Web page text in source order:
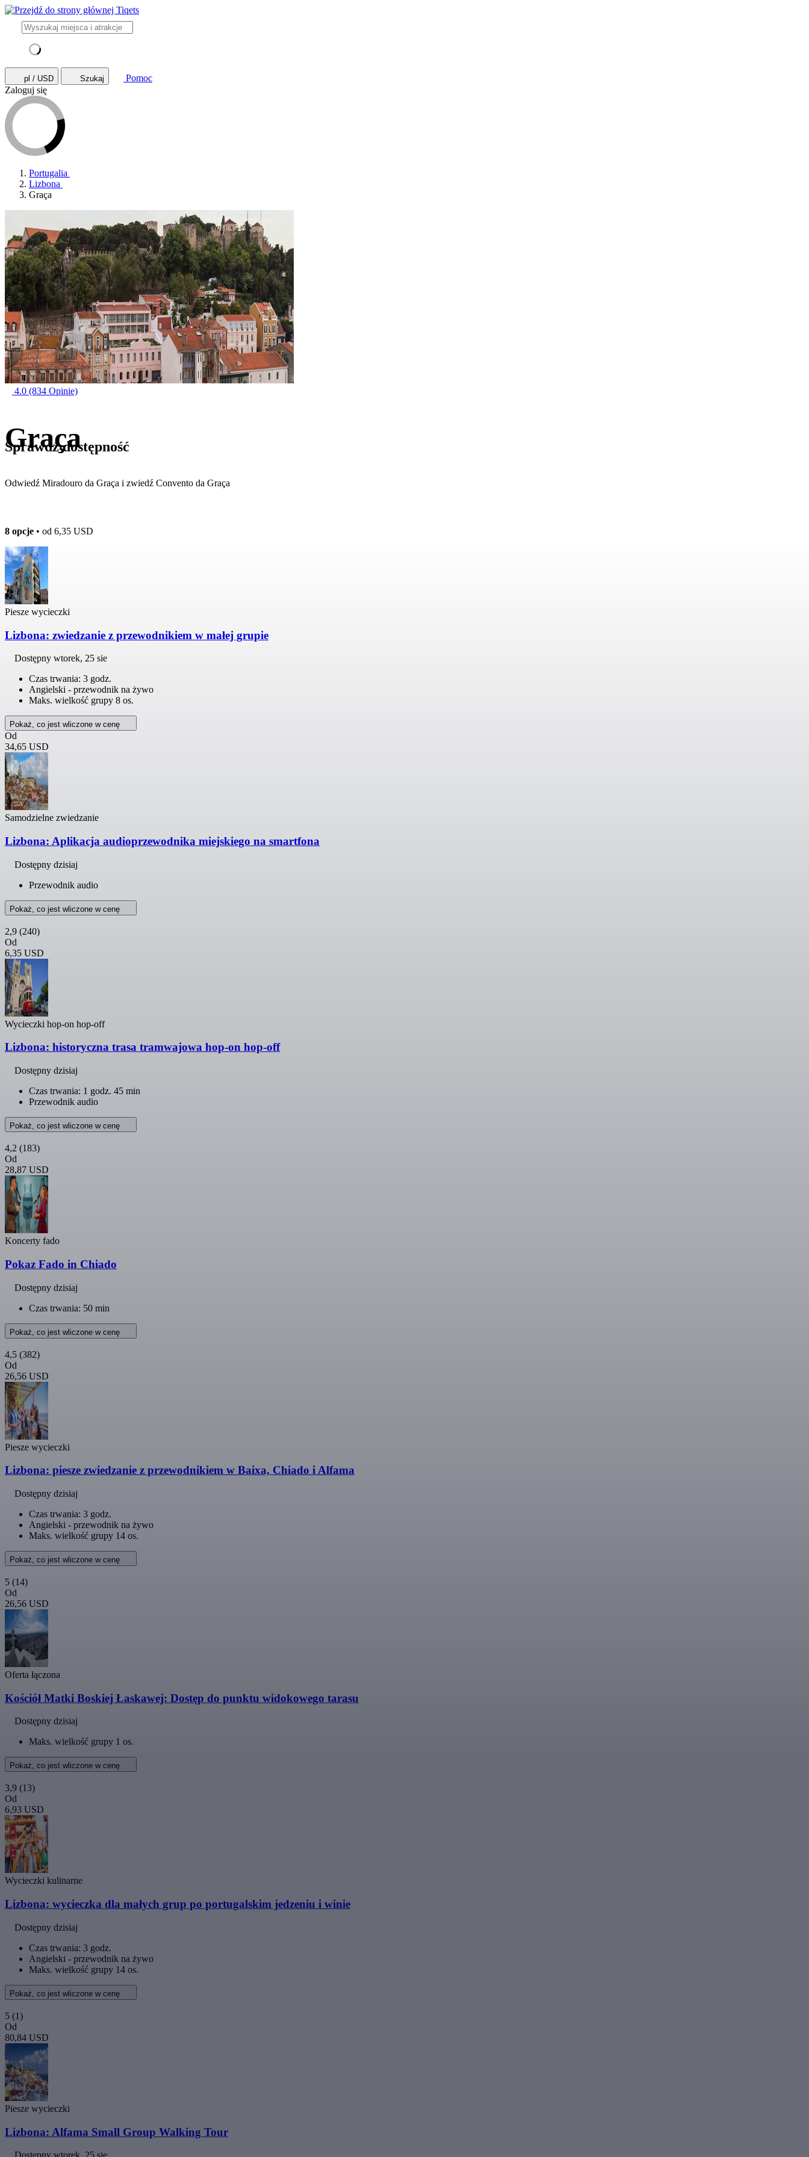
pl / USD Szukaj
Pomoc
Zaloguj się
Portugalia
Lizbona
Graça
4.0 (834 Opinie)
Graça
Odwiedź Miradouro da Graça i zwiedź Convento da Graça
Sprawdź dostępność
8 opcje • od 6,35 USD
Piesze wycieczki
Lizbona: zwiedzanie z przewodnikiem w małej grupie
Dostępny wtorek, 25 sie
Czas trwania: 3 godz.
Angielski - przewodnik na żywo
Maks. wielkość grupy 8 os.
Pokaż, co jest wliczone w cenę
Od
34,65 USD
Samodzielne zwiedzanie
Lizbona: Aplikacja audioprzewodnika miejskiego na smartfona
Dostępny dzisiaj
Przewodnik audio
Pokaż, co jest wliczone w cenę
2,9 (240)
Od
6,35 USD
Wycieczki hop-on hop-off
Lizbona: historyczna trasa tramwajowa hop-on hop-off
Dostępny dzisiaj
Czas trwania: 1 godz. 45 min
Przewodnik audio
Pokaż, co jest wliczone w cenę
4,2 (183)
Od
28,87 USD
Koncerty fado
Pokaz Fado in Chiado
Dostępny dzisiaj
Czas trwania: 50 min
Pokaż, co jest wliczone w cenę
4,5 (382)
Od
26,56 USD
Piesze wycieczki
Lizbona: piesze zwiedzanie z przewodnikiem w Baixa, Chiado i Alfama
Dostępny dzisiaj
Czas trwania: 3 godz.
Angielski - przewodnik na żywo
Maks. wielkość grupy 14 os.
Pokaż, co jest wliczone w cenę
5 (14)
Od
26,56 USD
Oferta łączona
Kościół Matki Boskiej Łaskawej: Dostęp do punktu widokowego tarasu
Dostępny dzisiaj
Maks. wielkość grupy 1 os.
Pokaż, co jest wliczone w cenę
3,9 (13)
Od
6,93 USD
Wycieczki kulinarne
Lizbona: wycieczka dla małych grup po portugalskim jedzeniu i winie
Dostępny dzisiaj
Czas trwania: 3 godz.
Angielski - przewodnik na żywo
Maks. wielkość grupy 14 os.
Pokaż, co jest wliczone w cenę
5 (1)
Od
80,84 USD
Piesze wycieczki
Lizbona: Alfama Small Group Walking Tour